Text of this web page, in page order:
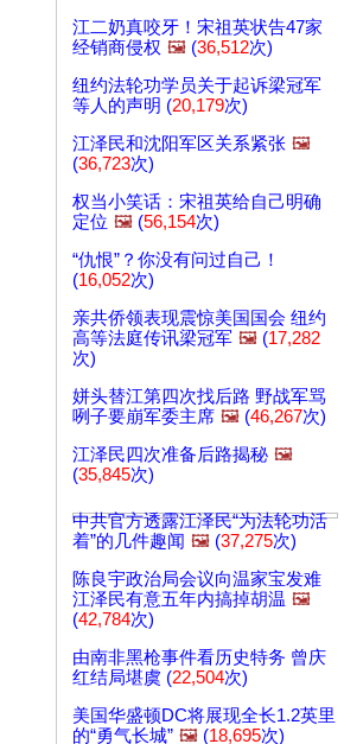
江二奶真咬牙！宋祖英状告47家
经销商侵权 🖼️ (36,512次)
纽约法轮功学员关于起诉梁冠军
等人的声明 (20,179次)
江泽民和沈阳军区关系紧张 🖼️
(36,723次)
权当小笑话：宋祖英给自己明确
定位 🖼️ (56,154次)
“仇恨”？你没有问过自己！
(16,052次)
亲共侨领表现震惊美国国会 纽约
高等法庭传讯梁冠军 🖼️ (17,282
次)
姘头替江第四次找后路 野战军骂
咧子要崩军委主席 🖼️ (46,267次)
江泽民四次准备后路揭秘 🖼️
(35,845次)
中共官方透露江泽民“为法轮功活
着”的几件趣闻 🖼️ (37,275次)
陈良宇政治局会议向温家宝发难
江泽民有意五年内搞掉胡温 🖼️
(42,784次)
由南非黑枪事件看历史特务 曾庆
红结局堪虞 (22,504次)
美国华盛顿DC将展现全长1.2英里
的“勇气长城” 🖼️ (18,695次)